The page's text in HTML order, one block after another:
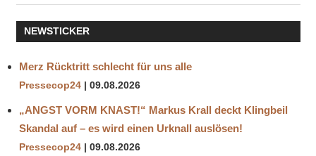
TERROR
NEWSTICKER
Merz Rücktritt schlecht für uns alle
Pressecop24 09.08.2026
„ANGST VORM KNAST!“ Markus Krall deckt Klingbeil
Skandal auf – es wird einen Urknall auslösen!
Pressecop24 09.08.2026